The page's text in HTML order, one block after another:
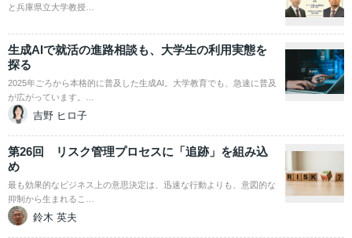
と兵庫県立大学教授…
生成AIで就活の進路相談も、大学生の利用実態を
探る
2025年ごろから本格的に普及した生成AI。大学教育でも、急速に普及
が広がっています。…
吉野 ヒロ子
第26回 リスク管理プロセスに「追跡」を組み込
め
最も効果的なビジネス上の意思決定は、迅速な行動よりも、意図的な
抑制から生まれるこ…
鈴木 英夫